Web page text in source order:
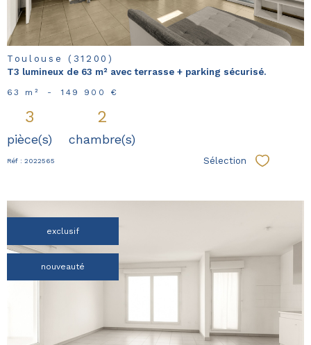
Toulouse (31200)
T3 lumineux de 63 m² avec terrasse + parking sécurisé.
63 m² - 149 900 €
3
pièce(s)
2
chambre(s)
Réf : 2022565 Sélection
exclusif
nouveauté voir le
bien